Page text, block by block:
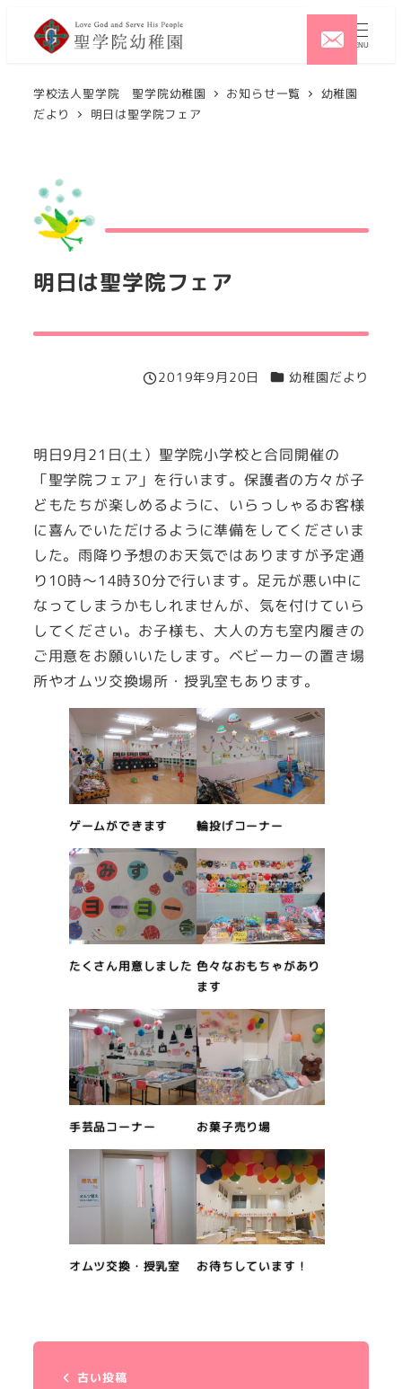
MENU
学校法人聖学院 聖学院幼稚園 お知らせ一覧
幼稚園
だより
明日は聖学院フェア
明日は聖学院フェア
投稿日
2019年9月20日 カテゴリー
幼稚園だより
明日9月21日(土）聖学院小学校と合同開催の
「聖学院フェア」を行います。保護者の方々が子
どもたちが楽しめるように、いらっしゃるお客様
に喜んでいただけるように準備をしてくださいま
した。雨降り予想のお天気ではありますが予定通
り10時～14時30分で行います。足元が悪い中に
なってしまうかもしれませんが、気を付けていら
してください。お子様も、大人の方も室内履きの
ご用意をお願いいたします。ベビーカーの置き場
所やオムツ交換場所・授乳室もあります。
ゲームができます 輪投げコーナー
たくさん用意しました 色々なおもちゃがあり
ます
手芸品コーナー お菓子売り場
オムツ交換・授乳室 お待ちしています！
古い投稿